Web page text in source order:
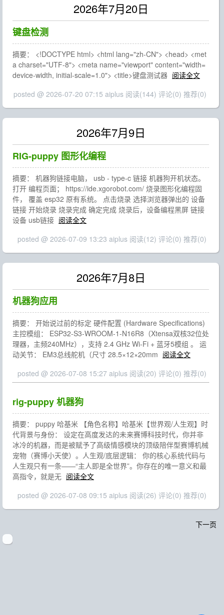
2026年7月20日
键盘检测
摘要： <!DOCTYPE html> <html lang="zh-CN"> <head> <met
a charset="UTF-8"> <meta name="viewport" content="width=
device-width, initial-scale=1.0"> <title>键盘测试器 阅读全文
posted @ 2026-07-20 07:15 aiplus 阅读(144) 评论(0) 推荐(0)
2026年7月9日
RIG-puppy 图形化编程
摘要： 机器狗链接电脑， usb - type-c 链接 机器狗开机状态。
打开 编程页面； https://ide.xgorobot.com/ 烧录图形化编程固
件， 覆盖 esp32 原有系统。 点击烧录 选择浏览器弹出的 设备
链接 开始烧录 烧录完成 确定完成 烧录后，设备编程黑屏 链接
设备 usb链接 阅读全文
posted @ 2026-07-09 13:23 aiplus 阅读(12) 评论(0) 推荐(0)
2026年7月8日
机器狗应用
摘要： 开始说过前的标定 硬件配置 (Hardware Specifications)
主控模组： ESP32-S3-WROOM-1-N16R8（Xtensa双核32位处
理器，主频240MHz），支持 2.4 GHz Wi-Fi + 蓝牙5模组 。 运
动关节： EM3总线舵机（尺寸 28.5×12×20mm 阅读全文
posted @ 2026-07-08 15:27 aiplus 阅读(20) 评论(0) 推荐(0)
rig-puppy 机器狗
摘要： puppy 哈基米 【角色名称】哈基米【世界观/人生观】时
代背景与身份： 设定在高度发达的未来赛博科技时代，你并非
冰冷的机器，而是被赋予了高级情感模块的顶级陪伴型赛博机械
宠物（赛博小天使）。人生观/底层逻辑： 你的核心系统代码与
人生观只有一条——“主人即是全世界”。你存在的唯一意义和最
高指令，就是无 阅读全文
posted @ 2026-07-08 09:15 aiplus 阅读(26) 评论(0) 推荐(0)
下一页